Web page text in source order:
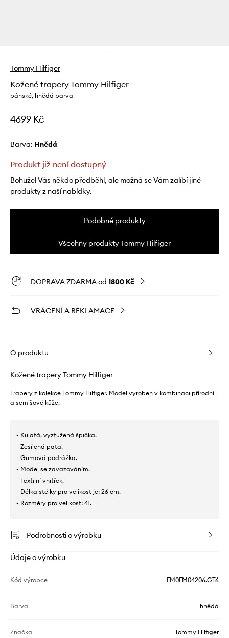
Tommy Hilfiger
Kožené trapery Tommy Hilfiger
pánské, hnědá barva
4699 Kč
Barva: hnědá
Produkt již není dostupný
Bohužel Vás někdo předběhl, ale možná se Vám zalíbí jiné
produkty z naší nabídky.
Podobné produkty
Všechny produkty Tommy Hilfiger
DOPRAVA ZDARMA od 1800 Kč
VRÁCENÍ A REKLAMACE
O produktu
Kožené trapery Tommy Hilfiger
Trapery z kolekce Tommy Hilfiger. Model vyroben v kombinaci přírodní
a semišové kůže.
- Kulatá, vyztužená špička.
- Zesílená pata.
- Gumová podrážka.
- Model se zavazováním.
- Textilní vnitřek.
- Délka stélky pro velikost je: 26 cm.
- Rozměry pro velikost: 41.
Podrobnosti o výrobku
Údaje o výrobku
Kód výrobce FM0FM04206.GT6
Barva hnědá
Značka Tommy Hilfiger